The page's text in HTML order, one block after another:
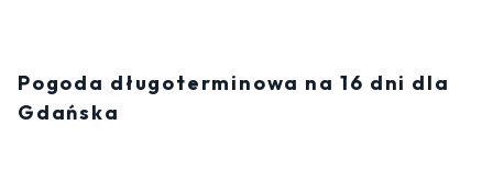
Pogoda długoterminowa na 16 dni dla
Gdańska